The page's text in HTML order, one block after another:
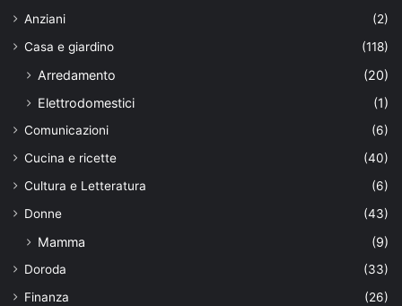
Anziani
(2)
Casa e giardino
(118)
Arredamento
(20)
Elettrodomestici
(1)
Comunicazioni
(6)
Cucina e ricette
(40)
Cultura e Letteratura
(6)
Donne
(43)
Mamma (9)
Doroda
(33)
Finanza
(26)